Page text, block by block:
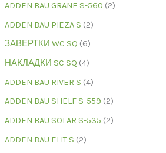
ADDEN BAU GRANE S-560 2
ADDEN BAU PIEZA S 2
ЗАВЕРТКИ WC SQ 6
НАКЛАДКИ SC SQ 4
ADDEN BAU RIVER S 4
ADDEN BAU SHELF S-559 2
ADDEN BAU SOLAR S-535 2
ADDEN BAU ELIT S 2